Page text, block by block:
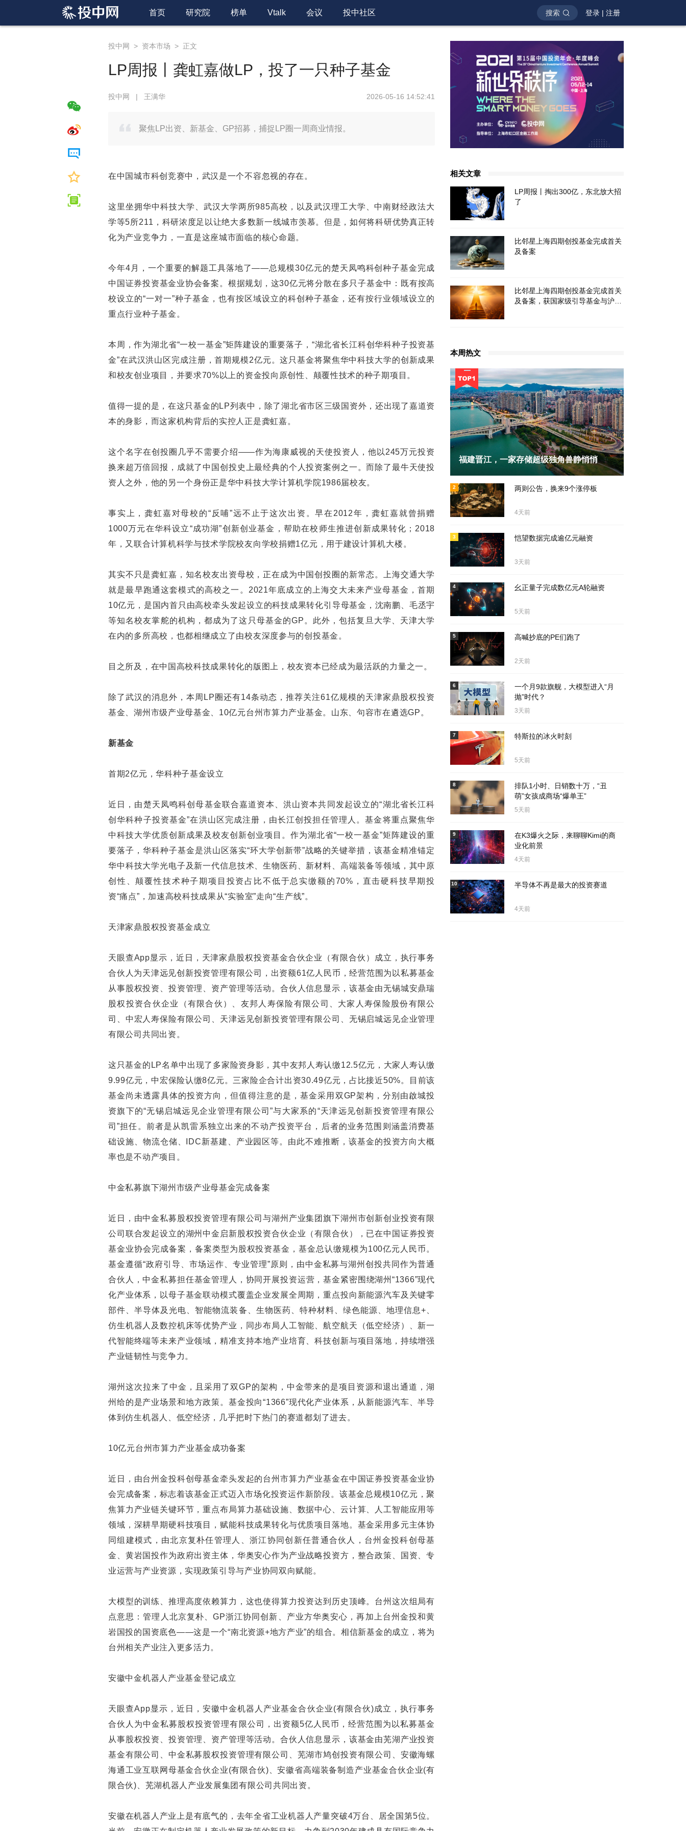
首页 研究院 榜单 Vtalk 会议 投中社区 搜索 登录 | 注册
投中网 > 资本市场 > 正文
LP周报丨龚虹嘉做LP，投了一只种子基金
投中网 | 王满华 2026-05-16 14:52:41
聚焦LP出资、新基金、GP招募，捕捉LP圈一周商业情报。
在中国城市科创竞赛中，武汉是一个不容忽视的存在。
这里坐拥华中科技大学、武汉大学两所985高校，以及武汉理工大学、中南财经政法大
学等5所211，科研浓度足以让绝大多数新一线城市羡慕。但是，如何将科研优势真正转
化为产业竞争力，一直是这座城市面临的核心命题。
今年4月，一个重要的解题工具落地了——总规模30亿元的楚天凤鸣科创种子基金完成
中国证券投资基金业协会备案。根据规划，这30亿元将分散在多只子基金中：既有按高
校设立的“一对一”种子基金，也有按区域设立的科创种子基金，还有按行业领域设立的
重点行业种子基金。
本周，作为湖北省“一校一基金”矩阵建设的重要落子，“湖北省长江科创华科种子投资基
金”在武汉洪山区完成注册，首期规模2亿元。这只基金将聚焦华中科技大学的创新成果
和校友创业项目，并要求70%以上的资金投向原创性、颠覆性技术的种子期项目。
值得一提的是，在这只基金的LP列表中，除了湖北省市区三级国资外，还出现了嘉道资
本的身影，而这家机构背后的实控人正是龚虹嘉。
这个名字在创投圈几乎不需要介绍——作为海康威视的天使投资人，他以245万元投资
换来超万倍回报，成就了中国创投史上最经典的个人投资案例之一。而除了最牛天使投
资人之外，他的另一个身份正是华中科技大学计算机学院1986届校友。
事实上，龚虹嘉对母校的“反哺”远不止于这次出资。早在2012年，龚虹嘉就曾捐赠
1000万元在华科设立“成功湖”创新创业基金，帮助在校师生推进创新成果转化；2018
年，又联合计算机科学与技术学院校友向学校捐赠1亿元，用于建设计算机大楼。
其实不只是龚虹嘉，知名校友出资母校，正在成为中国创投圈的新常态。上海交通大学
就是最早跑通这套模式的高校之一。2021年底成立的上海交大未来产业母基金，首期
10亿元，是国内首只由高校牵头发起设立的科技成果转化引导母基金，沈南鹏、毛丞宇
等知名校友掌舵的机构，都成为了这只母基金的GP。此外，包括复旦大学、天津大学
在内的多所高校，也都相继成立了由校友深度参与的创投基金。
目之所及，在中国高校科技成果转化的版图上，校友资本已经成为最活跃的力量之一。
除了武汉的消息外，本周LP圈还有14条动态，推荐关注61亿规模的天津家鼎股权投资
基金、湖州市级产业母基金、10亿元台州市算力产业基金。山东、句容市在遴选GP。
新基金
首期2亿元，华科种子基金设立
近日，由楚天凤鸣科创母基金联合嘉道资本、洪山资本共同发起设立的“湖北省长江科
创华科种子投资基金”在洪山区完成注册，由长江创投担任管理人。基金将重点聚焦华
中科技大学优质创新成果及校友创新创业项目。作为湖北省“一校一基金”矩阵建设的重
要落子，华科种子基金是洪山区落实“环大学创新带”战略的关键举措，该基金精准锚定
华中科技大学光电子及新一代信息技术、生物医药、新材料、高端装备等领域，其中原
创性、颠覆性技术种子期项目投资占比不低于总实缴额的70%，直击硬科技早期投
资“痛点”，加速高校科技成果从“实验室”走向“生产线”。
天津家鼎股权投资基金成立
天眼查App显示，近日，天津家鼎股权投资基金合伙企业（有限合伙）成立，执行事务
合伙人为天津远见创新投资管理有限公司，出资额61亿人民币，经营范围为以私募基金
从事股权投资、投资管理、资产管理等活动。合伙人信息显示，该基金由无锡城安鼎瑞
股权投资合伙企业（有限合伙）、友邦人寿保险有限公司、大家人寿保险股份有限公
司、中宏人寿保险有限公司、天津远见创新投资管理有限公司、无锡启城远见企业管理
有限公司共同出资。
这只基金的LP名单中出现了多家险资身影，其中友邦人寿认缴12.5亿元，大家人寿认缴
9.99亿元，中宏保险认缴8亿元。三家险企合计出资30.49亿元，占比接近50%。目前该
基金尚未透露具体的投资方向，但值得注意的是，基金采用双GP架构，分别由啟城投
资旗下的“无锡启城远见企业管理有限公司”与大家系的“天津远见创新投资管理有限公
司”担任。前者是从凯雷系独立出来的不动产投资平台，后者的业务范围则涵盖消费基
础设施、物流仓储、IDC新基建、产业园区等。由此不难推断，该基金的投资方向大概
率也是不动产项目。
中金私募旗下湖州市级产业母基金完成备案
近日，由中金私募股权投资管理有限公司与湖州产业集团旗下湖州市创新创业投资有限
公司联合发起设立的湖州中金启新股权投资合伙企业（有限合伙），已在中国证券投资
基金业协会完成备案，备案类型为股权投资基金，基金总认缴规模为100亿元人民币。
基金遵循“政府引导、市场运作、专业管理”原则，由中金私募与湖州创投共同作为普通
合伙人，中金私募担任基金管理人，协同开展投资运营，基金紧密围绕湖州“1366”现代
化产业体系，以母子基金联动模式覆盖企业发展全周期，重点投向新能源汽车及关键零
部件、半导体及光电、智能物流装备、生物医药、特种材料、绿色能源、地理信息+、
仿生机器人及数控机床等优势产业，同步布局人工智能、航空航天（低空经济）、新一
代智能终端等未来产业领域，精准支持本地产业培育、科技创新与项目落地，持续增强
产业链韧性与竞争力。
湖州这次拉来了中金，且采用了双GP的架构，中金带来的是项目资源和退出通道，湖
州给的是产业场景和地方政策。基金投向“1366”现代化产业体系，从新能源汽车、半导
体到仿生机器人、低空经济，几乎把时下热门的赛道都划了进去。
10亿元台州市算力产业基金成功备案
近日，由台州金投科创母基金牵头发起的台州市算力产业基金在中国证券投资基金业协
会完成备案，标志着该基金正式迈入市场化投资运作新阶段。该基金总规模10亿元，聚
焦算力产业链关键环节，重点布局算力基础设施、数据中心、云计算、人工智能应用等
领域，深耕早期硬科技项目，赋能科技成果转化与优质项目落地。基金采用多元主体协
同组建模式，由北京复朴任管理人、浙江协同创新任普通合伙人，台州金投科创母基
金、黄岩国投作为政府出资主体，华奥安心作为产业战略投资方，整合政策、国资、专
业运营与产业资源，实现政策引导与产业协同双向赋能。
大模型的训练、推理高度依赖算力，这也使得算力投资达到历史顶峰。台州这次组局有
点意思：管理人北京复朴、GP浙江协同创新、产业方华奥安心，再加上台州金投和黄
岩国投的国资底色——这是一个“南北资源+地方产业”的组合。相信新基金的成立，将为
台州相关产业注入更多活力。
安徽中金机器人产业基金登记成立
天眼查App显示，近日，安徽中金机器人产业基金合伙企业(有限合伙)成立，执行事务
合伙人为中金私募股权投资管理有限公司，出资额5亿人民币，经营范围为以私募基金
从事股权投资、投资管理、资产管理等活动。合伙人信息显示，该基金由芜湖产业投资
基金有限公司、中金私募股权投资管理有限公司、芜湖市鸠创投资有限公司、安徽海螺
海通工业互联网母基金合伙企业(有限合伙)、安徽省高端装备制造产业基金合伙企业(有
限合伙)、芜湖机器人产业发展集团有限公司共同出资。
安徽在机器人产业上是有底气的，去年全省工业机器人产量突破4万台、居全国第5位。
相关文章
LP周报丨掏出300亿，东北放大招
了
比邻星上海四期创投基金完成首关
及备案
比邻星上海四期创投基金完成首关
及备案，获国家级引导基金与沪杭
本周热文
福建晋江，一家存储超级独角兽静悄悄
6天前 两则公告，换来9个涨停板
4天前
2
恺望数据完成逾亿元融资
3天前
3
幺正量子完成数亿元A轮融资
5天前
4
高喊抄底的PE们跑了
2天前
5
一个月9款旗舰，大模型进入“月
抛”时代？
3天前
6
特斯拉的冰火时刻
5天前
7
排队1小时、日销数十万，“丑
萌”女孩成商场“爆单王”
5天前
8
在K3爆火之际，来聊聊Kimi的商
业化前景
4天前
9
半导体不再是最大的投资赛道
4天前
10